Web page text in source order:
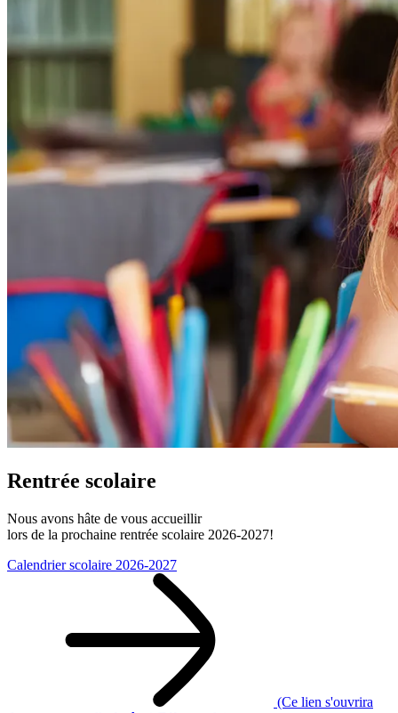
Rentrée scolaire
Nous avons hâte de vous accueillir
lors de la prochaine rentrée scolaire 2026‑2027!
Calendrier scolaire 2026-2027
(Ce lien s'ouvrira